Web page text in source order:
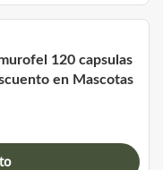
120 capsulas
en Mascotas